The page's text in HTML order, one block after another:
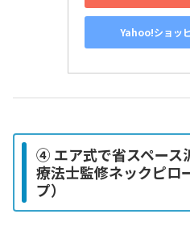
Yahoo!ショッ
④ エア式で省スペース
療法士監修ネックピロ
プ）